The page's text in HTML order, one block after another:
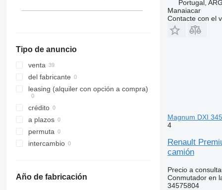
Tipo de anuncio
venta
del fabricante
leasing (alquiler con opción a compra)
crédito
a plazos
permuta
intercambio
Año de fabricación
Portugal,
Manaiacar
Contacte con el
Magnum DXI
4
Renault
camión
Precio a
Conmutador en
34575804